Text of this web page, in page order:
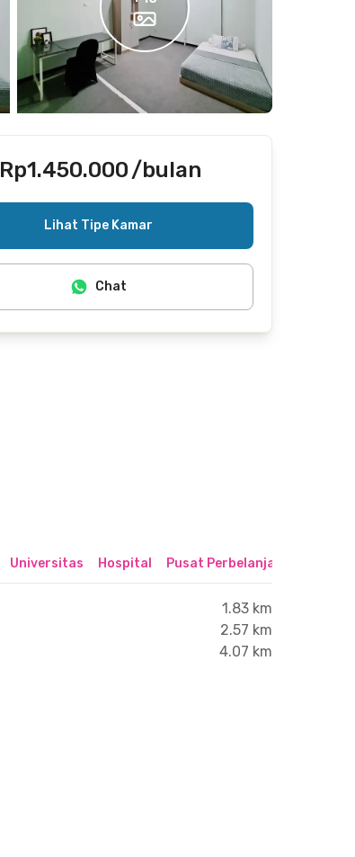
Rp1.450.000/bulan
Lihat Tipe Kamar
Chat
Universitas Hospital Pusat Perbelanjaan &
1.83 km
2.57 km
4.07 km